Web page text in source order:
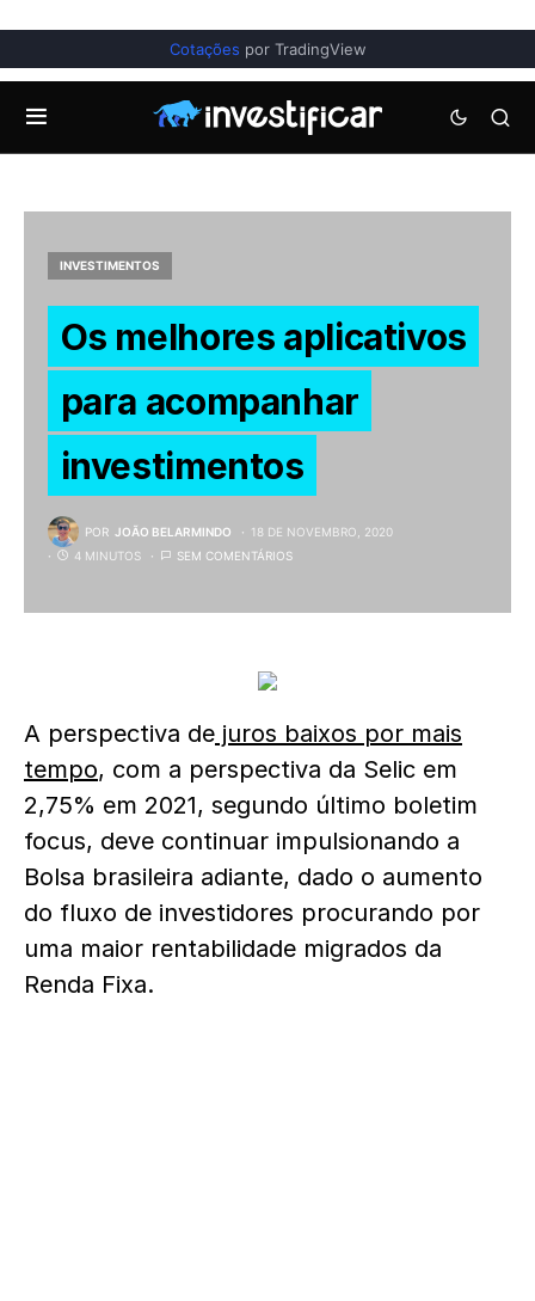
Cotações por TradingView
INVESTIMENTOS
Os melhores aplicativos
para acompanhar
investimentos
POR JOÃO BELARMINDO
18 DE NOVEMBRO, 2020
4 MINUTOS
SEM COMENTÁRIOS
A perspectiva de juros baixos por mais
tempo, com a perspectiva da Selic em
2,75% em 2021, segundo último boletim
focus, deve continuar impulsionando a
Bolsa brasileira adiante, dado o aumento
do fluxo de investidores procurando por
uma maior rentabilidade migrados da
Renda Fixa.